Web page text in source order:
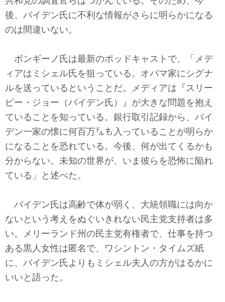
後、バイデン氏に不利な情報がさらに明らかになる
のは間違いない。
ボンギーノ氏は最新のポッドキャストで、「メデ
ィアはミシェル氏を狙っている。オバマ家にシグナ
ルを送っているということだ。メディアは『スリー
ピー・ジョー（バイデン氏）』が大きな問題を抱え
ていることを知っている。銀行取引記録から、バイ
デン一家の懐に何百万㌦も入っていることが明らか
になることを恐れている。今後、何が出てくるかも
分からない。未知の世界が、いま彼らを恐怖に陥れ
ている」と述べた。
バイデン氏は高齢で体が弱く、大統領職には向か
ないという考えをぬぐいきれない民主党支持者は多
い。メリーランド州の民主党有権者で、仕事を持つ
ある黒人女性は匿名で、ワシントン・タイムズ紙
に、バイデン氏よりもミシェル夫人の方がはるかに
いいと語った。